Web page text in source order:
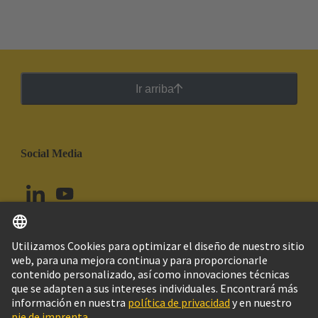
Ir arriba
Social Media
Chile Español